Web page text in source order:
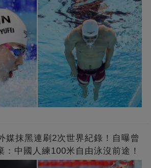
媒抹黑連刷2次世界紀錄！自曝曾
：中國人練100米自由泳沒前途！